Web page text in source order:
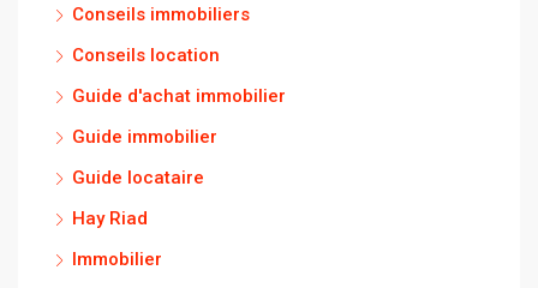
Conseils immobiliers
Conseils location
Guide d'achat immobilier
Guide immobilier
Guide locataire
Hay Riad
Immobilier